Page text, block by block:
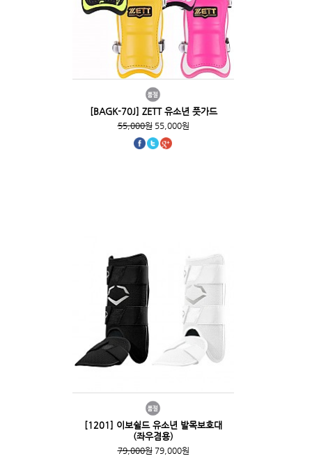
[BAGK-70J] ZETT 유소년 풋가드
55,000원55,000원
[1201] 이보쉴드 유소년 발목보호대
(좌우겸용)
79,000원79,000원